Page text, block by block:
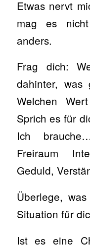
Etwas nervt
mag es
anders.
Frag dich:
dahinter, was
Welchen
Sprich es für
Ich
Freiraum
Geduld,
Überlege,
Situation für
Ist es eine